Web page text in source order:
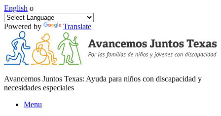
English o
Powered by Translate
Avancemos Juntos Texas: Ayuda para niños con discapacidad y
necesidades especiales
Menu